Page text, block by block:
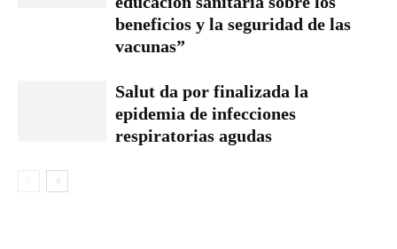
beneficios y la seguridad de las
vacunas”
Salut da por finalizada la
epidemia de infecciones
respiratorias agudas